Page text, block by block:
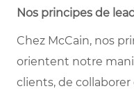
Nos principes de
Chez McCain, nos
orientent notre
clients, de